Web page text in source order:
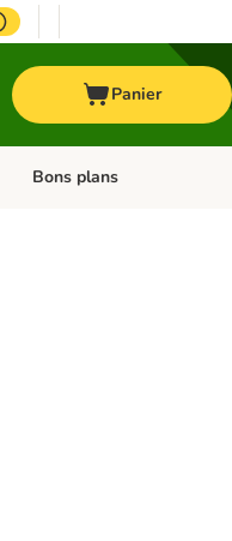
Panier
Dérouler les catégories: Top
Bons plans